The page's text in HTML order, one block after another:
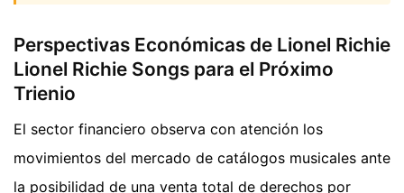
Perspectivas Económicas de Lionel Richie
Lionel Richie Songs para el Próximo
Trienio
El sector financiero observa con atención los
movimientos del mercado de catálogos musicales ante
la posibilidad de una venta total de derechos por